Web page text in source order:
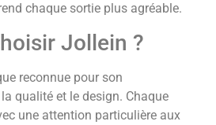
chaque sortie plus agréable.
Jollein ?
reconnue pour son
qualité et le design. Chaque
une attention particulière aux